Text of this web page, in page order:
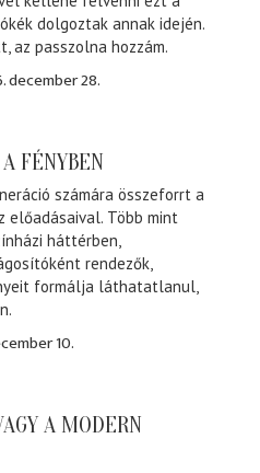
dolgoztak annak idején.
az passzolna hozzám.
december 28.
FÉNYBEN
számára összeforrt a
előadásaival. Több mint
háttérben,
rendezők,
formálja láthatatlanul,
10.
A MODERN